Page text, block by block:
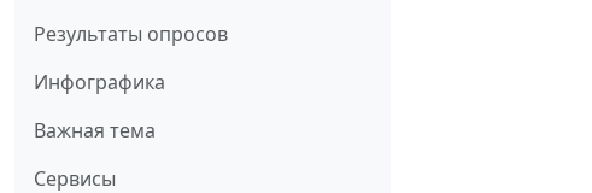
Результаты опросов
Инфографика
Важная тема
Сервисы